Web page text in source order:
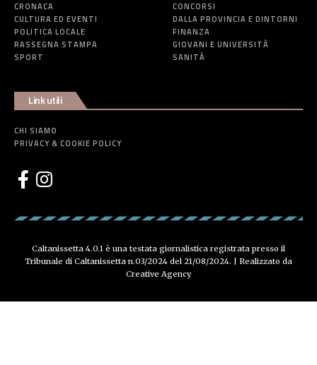
CRONACA
CULTURA ED EVENTI
POLITICA LOCALE
RASSEGNA STAMPA
SPORT
CONCORSI
DALLA PROVINCIA E DINTORNI
FINANZA
GIOVANI E UNIVERSITÀ
SANITÀ
Link utili
CHI SIAMO
PRIVACY & COOKIE POLICY
Caltanissetta 4.0.1 è una testata giornalistica registrata presso il
Tribunale di Caltanissetta n.03/2024 del 21/08/2024. | Realizzato da
Creative Agency